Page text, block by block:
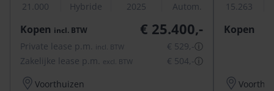
21.000 Hybride 2025 Autom.
Kopen incl. BTW € 25.400,-
Private lease p.m. incl. BTW € 529,-ⓘ
Zakelijke lease p.m. excl. BTW € 504,-ⓘ
Voorthuizen
15.263
Kopen